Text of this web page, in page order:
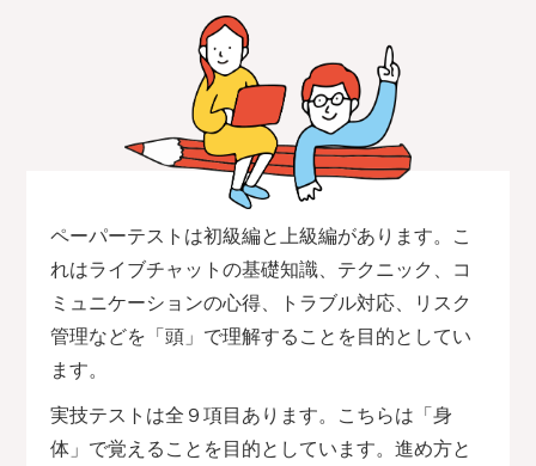
ペーパーテストは初級編と上級編があります。こ
れはライブチャットの基礎知識、テクニック、コ
ミュニケーションの心得、トラブル対応、リスク
管理などを「頭」で理解することを目的としてい
ます。
実技テストは全９項目あります。こちらは「身
体」で覚えることを目的としています。進め方と